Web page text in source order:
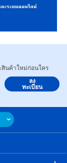
สินค้าใหม่ก่อนใคร
ลง
ทะเบียน